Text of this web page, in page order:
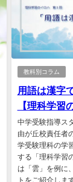
教科別コラム
用語は漢字
【理科学習
中学受験指導ス
由が丘校責任者
学受験理科の学
する「理科学習
は「雲」を例に
トをご紹介しま